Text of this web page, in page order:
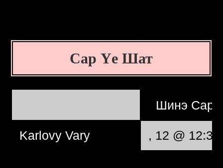
Сар Үе Шат
Шинэ Сар
Karlovy Vary , 12 @